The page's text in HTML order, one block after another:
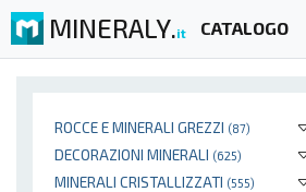
MINERALY.it CATALOGO
ROCCE E MINERALI GREZZI (87)
DECORAZIONI MINERALI (625)
MINERALI CRISTALLIZZATI (555)